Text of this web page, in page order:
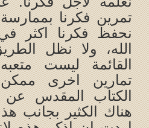
تمرين فكرنا بممارسة
نحفظ فكرنا اكثر
الله، ولا نظل
القائمة ليست
تمارين اخرى
الكتاب المقدس عن
هناك الكثير بجانب